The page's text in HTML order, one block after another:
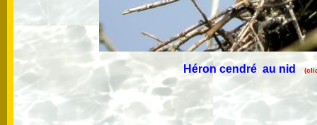
Héron cendré au nid